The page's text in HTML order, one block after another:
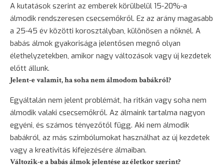
A kutatások szerint az emberek körülbelül 15-20%-a
álmodik rendszeresen csecsemőkről. Ez az arány magasabb
a 25-45 év közötti korosztályban, különösen a nőknél. A
babás álmok gyakorisága jelentősen megnő olyan
élethelyzetekben, amikor nagy változások vagy új kezdetek
előtt állunk.
Jelent-e valamit, ha soha nem álmodom babákról?
Egyáltalán nem jelent problémát, ha ritkán vagy soha nem
álmodik valaki csecsemőkről. Az álmaink tartalma nagyon
egyéni, és számos tényezőtől függ. Aki nem álmodik
babákról, az más szimbólumokat használhat az új kezdetek
vagy a kreativitás kifejezésére álmaiban.
Változik-e a babás álmok jelentése az életkor szerint?